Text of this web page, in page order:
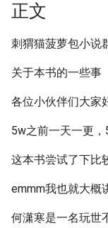
正文
刺猬猫菠萝包小说
关于本书的一些事
各位小伙伴们大家
5w之前一天一更，
这本书尝试了下比
emmm我也就大概
何潇寒是一名玩世